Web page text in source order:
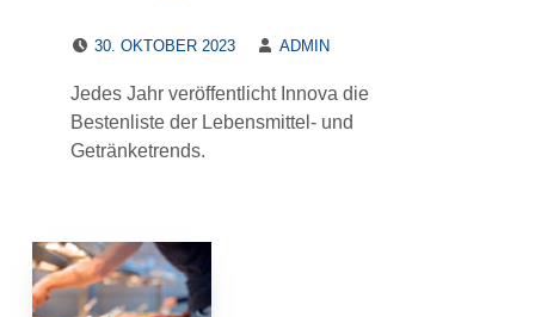
30. OKTOBER 2023
ADMIN
Jedes Jahr veröffentlicht Innova die
Bestenliste der Lebensmittel- und
Getränketrends.